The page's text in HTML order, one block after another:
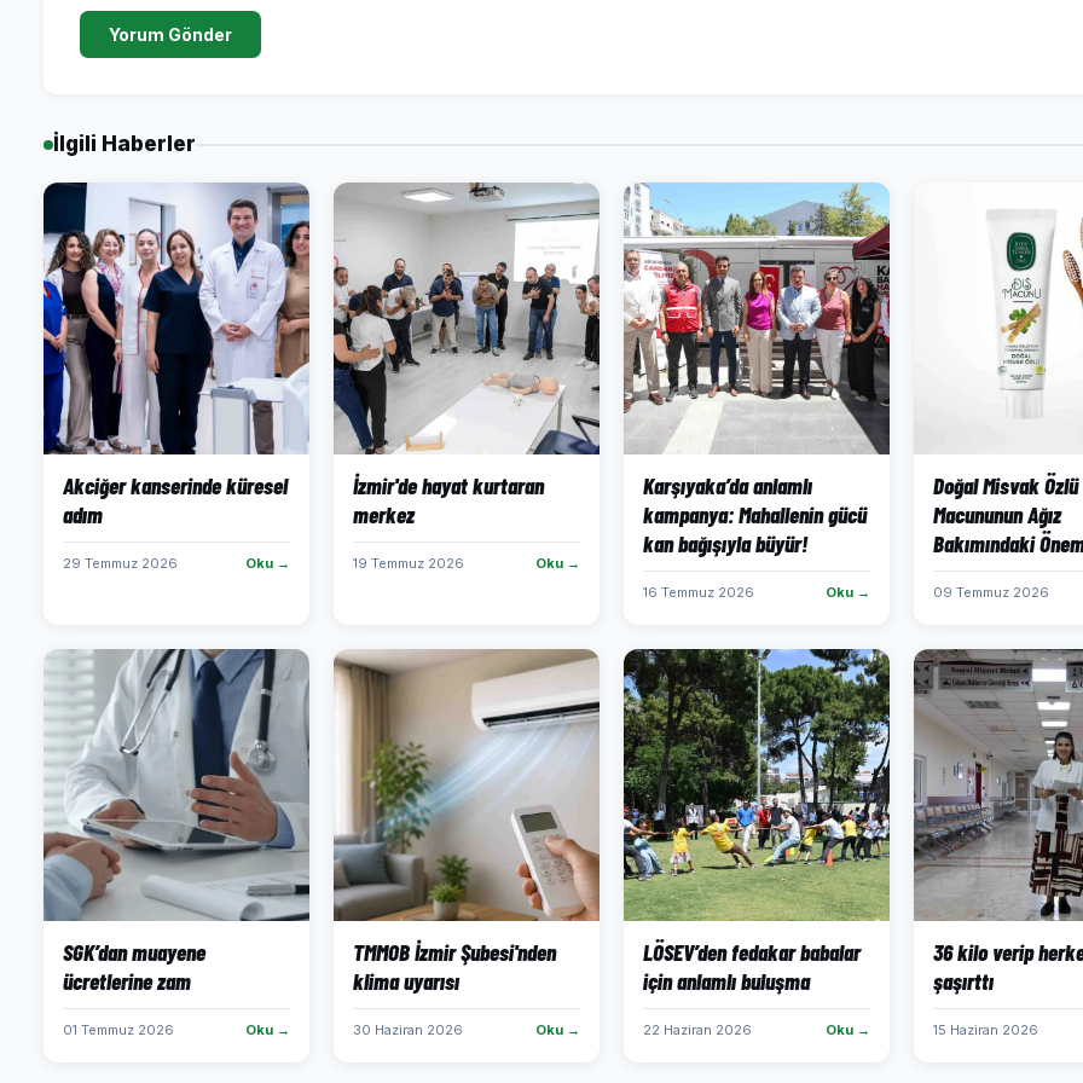
Yorum Gönder
İlgili Haberler
Akciğer kanserinde küresel
adım
29 Temmuz 2026 Oku →
İzmir'de hayat kurtaran
merkez
19 Temmuz 2026 Oku →
Karşıyaka’da anlamlı
kampanya: Mahallenin gücü
kan bağışıyla büyür!
16 Temmuz 2026 Oku →
Doğal Misvak
Macununun Ağız
Bakımındaki
09 Temmuz 2026
SGK’dan muayene
ücretlerine zam
01 Temmuz 2026 Oku →
TMMOB İzmir Şubesi'nden
klima uyarısı
30 Haziran 2026 Oku →
LÖSEV’den fedakar babalar
için anlamlı buluşma
22 Haziran 2026 Oku →
36 kilo verip
şaşırttı
15 Haziran 2026